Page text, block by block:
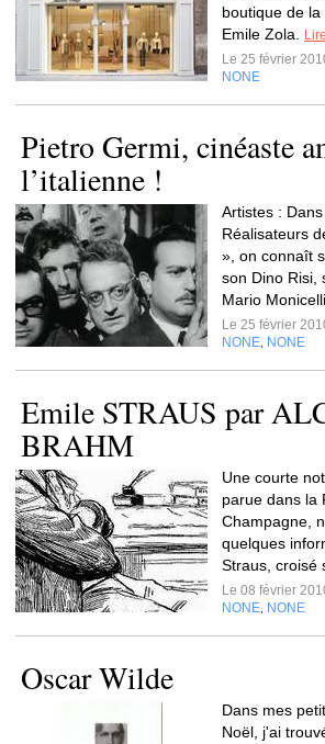
boutique de
Emile Zola.
Le 25 février
NONE
Pietro Germi, cinéaste
l’italienne !
Artistes :
Réalisateurs
», on connaît
son Dino Risi,
Mario
Le 25 février
NONE NONE
Emile STRAUS par
BRAHM
Une courte
parue dans la
Champagne,
quelques
Straus, croisé
Le 08 février
NONE NONE
Oscar Wilde
Dans mes
Noël, j'ai